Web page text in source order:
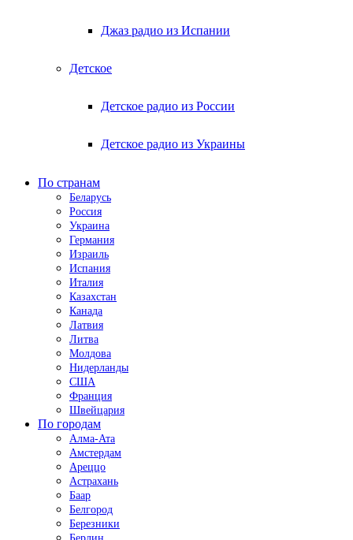
Джаз радио из Испании
Детское
Детское радио из России
Детское радио из Украины
По странам
Беларусь
Россия
Украина
Германия
Израиль
Испания
Италия
Казахстан
Канада
Латвия
Литва
Молдова
Нидерланды
США
Франция
Швейцария
По городам
Алма-Ата
Амстердам
Ареццо
Астрахань
Баар
Белгород
Березники